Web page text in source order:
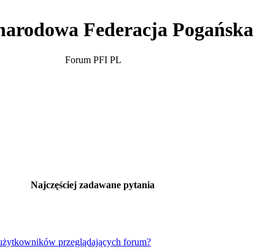
Federacja Pogańska
Forum PFI PL
Najczęściej zadawane pytania
przeglądających forum?